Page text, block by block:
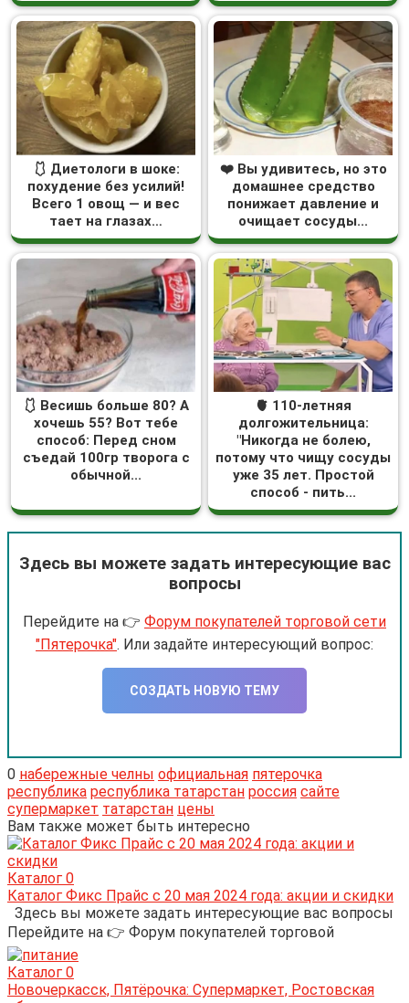
🩱 Диетологи в шоке:
похудение без усилий!
Всего 1 овощ — и вес
тает на глазах…
❤️ Вы удивитесь, но это
домашнее средство
понижает давление и
очищает сосуды...
🩱 Весишь больше 80? А
хочешь 55? Вот тебе
способ: Перед сном
съедай 100гр творога с
обычной...
🫀 110-летняя
долгожительница:
"Никогда не болею,
потому что чищу сосуды
уже 35 лет. Простой
способ - пить...
Здесь вы можете задать интересующие вас
вопросы
Перейдите на 👉 Форум покупателей торговой сети
"Пятерочка". Или задайте интересующий вопрос:
CОЗДАТЬ НОВУЮ ТЕМУ
0 набережные челны официальная пятерочка
республика республика татарстан россия сайте
супермаркет татарстан цены
Вам также может быть интересно
Каталог 0
Каталог Фикс Прайс с 20 мая 2024 года: акции и скидки
Здесь вы можете задать интересующие вас вопросы
Перейдите на 👉 Форум покупателей торговой
Каталог 0
Новочеркасск, Пятёрочка: Супермаркет, Ростовская